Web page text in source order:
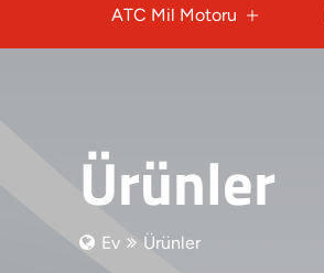
ATC Mil Motoru
Ürünler
Ev Ürünler